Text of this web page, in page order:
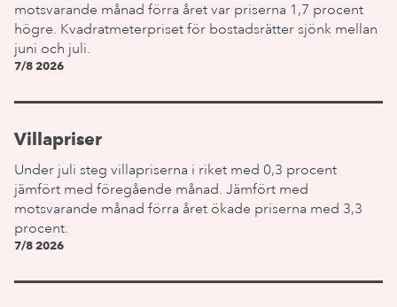
motsvarande månad förra året var priserna 1,7 procent
högre. Kvadratmeterpriset för bostadsrätter sjönk mellan
juni och juli.
7/8 2026
Villapriser
Under juli steg villapriserna i riket med 0,3 procent
jämfört med föregående månad. Jämfört med
motsvarande månad förra året ökade priserna med 3,3
procent.
7/8 2026